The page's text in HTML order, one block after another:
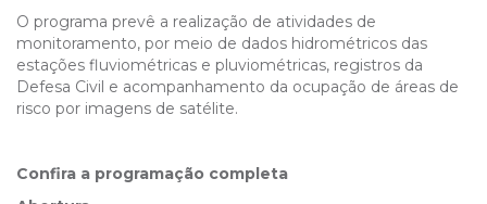
O programa prevê a realização de atividades de
monitoramento, por meio de dados hidrométricos das
estações fluviométricas e pluviométricas, registros da
Defesa Civil e acompanhamento da ocupação de áreas de
risco por imagens de satélite.
Confira a programação completa